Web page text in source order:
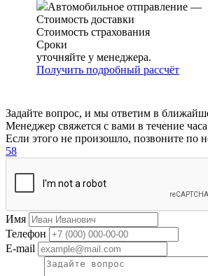
Автомобильное отправление —
Стоимость доставки
Стоимость страхования
Сроки
уточняйте у менеджера.
Получить подробный рассчёт
Задайте вопрос, и мы ответим в
Менеджер свяжется с вами в течение
Если этого не произошло, позвоните по
58
Имя
Телефон
E-mail